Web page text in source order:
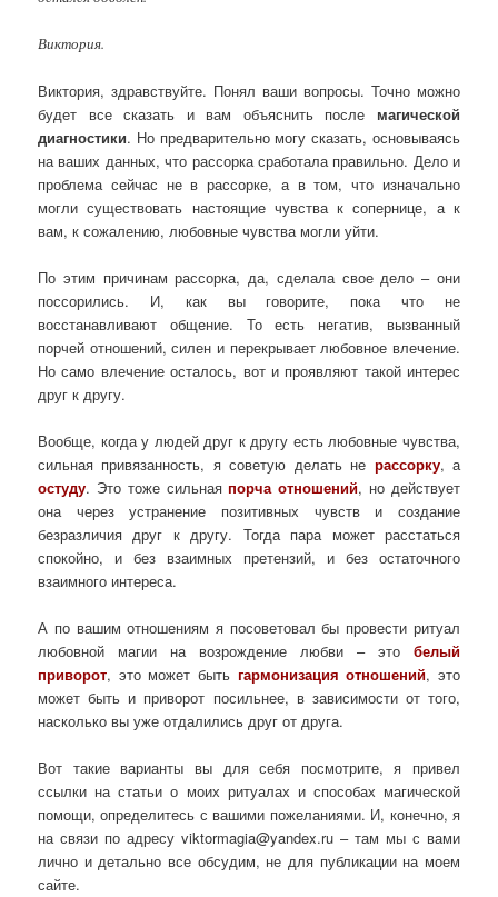
Виктория.
Виктория, здравствуйте. Понял ваши вопросы. Точно можно
будет все сказать и вам объяснить после магической
диагностики. Но предварительно могу сказать, основываясь
на ваших данных, что рассорка сработала правильно. Дело и
проблема сейчас не в рассорке, а в том, что изначально
могли существовать настоящие чувства к сопернице, а к
вам, к сожалению, любовные чувства могли уйти.
По этим причинам рассорка, да, сделала свое дело – они
поссорились. И, как вы говорите, пока что не
восстанавливают общение. То есть негатив, вызванный
порчей отношений, силен и перекрывает любовное влечение.
Но само влечение осталось, вот и проявляют такой интерес
друг к другу.
Вообще, когда у людей друг к другу есть любовные чувства,
сильная привязанность, я советую делать не рассорку, а
остуду. Это тоже сильнаяпорча отношений, но действует
она через устранение позитивных чувств и создание
безразличия друг к другу. Тогда пара может расстаться
спокойно, и без взаимных претензий, и без остаточного
взаимного интереса.
А по вашим отношениям я посоветовал бы провести ритуал
любовной магии на возрождение любви – это белый
приворот, это может быть гармонизация отношений, это
может быть и приворот посильнее, в зависимости от того,
насколько вы уже отдалились друг от друга.
Вот такие варианты вы для себя посмотрите, я привел
ссылки на статьи о моих ритуалах и способах магической
помощи, определитесь с вашими пожеланиями. И, конечно, я
на связи по адресу viktormagia@yandex.ru – там мы с вами
лично и детально все обсудим, не для публикации на моем
сайте.